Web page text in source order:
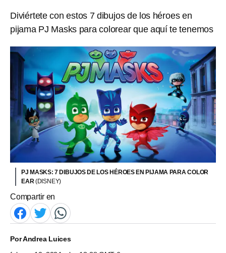
Diviértete con estos 7 dibujos de los héroes en
pijama PJ Masks para colorear que aquí te tenemos
PJ MASKS: 7 DIBUJOS DE LOS HÉROES EN PIJAMA PARA COLOR
EAR(DISNEY)
Compartir en
PorAndrea Luices